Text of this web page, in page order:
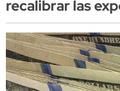
recalibrar las